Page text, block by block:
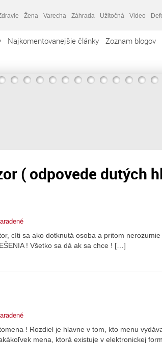
Žena Varecha Záhrada Užitočná Video
Najkomentovanejšie články Zoznam blogov
( odpovede dutých
cíti sa ako dotknutá osoba a pritom nerozumie
! Všetko sa dá ak sa chce ! […]
! Rozdiel je hlavne v tom, kto menu
mena, ktorá existuje v elektronickej